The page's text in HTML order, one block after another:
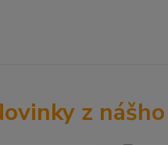
z